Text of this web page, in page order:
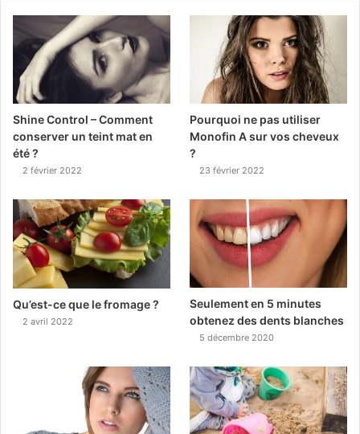
Shine Control – Comment
conserver un teint mat en
été ?
2 février 2022
Pourquoi ne pas utiliser
Monofin A sur vos cheveux
?
23 février 2022
Qu’est-ce que le fromage ?
2 avril 2022
Seulement en 5 minutes
obtenez des dents blanches
5 décembre 2020